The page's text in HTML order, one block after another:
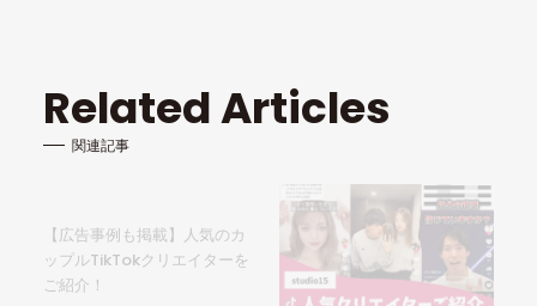
Related Articles
関連記事
【広告事例も掲載】人気のカ
ップルTikTokクリエイターを
ご紹介！